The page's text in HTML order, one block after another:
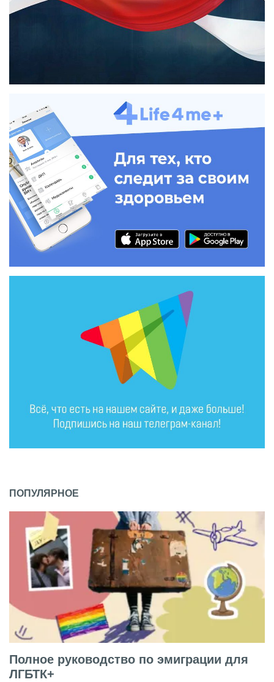
ПОПУЛЯРНОЕ
Полное руководство по эмиграции для
ЛГБТК+